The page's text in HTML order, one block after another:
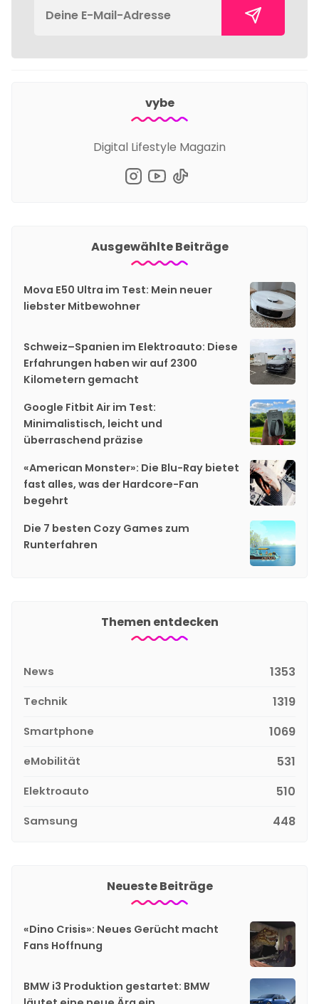
vybe
Digital Lifestyle Magazin
Ausgewählte Beiträge
Mova E50 Ultra im Test: Mein neuer
liebster Mitbewohner
Schweiz–Spanien im Elektroauto: Diese
Erfahrungen haben wir auf 2300
Kilometern gemacht
Google Fitbit Air im Test:
Minimalistisch, leicht und
überraschend präzise
«American Monster»: Die Blu-Ray bietet
fast alles, was der Hardcore-Fan
begehrt
Die 7 besten Cozy Games zum
Runterfahren
Themen entdecken
News 1353
Technik 1319
Smartphone 1069
eMobilität 531
Elektroauto 510
Samsung 448
Neueste Beiträge
«Dino Crisis»: Neues Gerücht macht
Fans Hoffnung
BMW i3 Produktion gestartet: BMW